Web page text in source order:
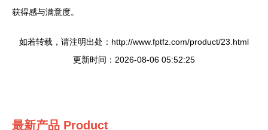
获得感与满意度。
如若转载，请注明出处：http://www.fptfz.com/product/23.html
更新时间：2026-08-06 05:52:25
最新产品 Product